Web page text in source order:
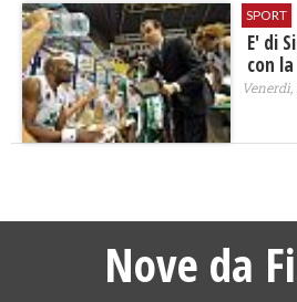
SPORT
E' di
con
Venerdì,
Nove da